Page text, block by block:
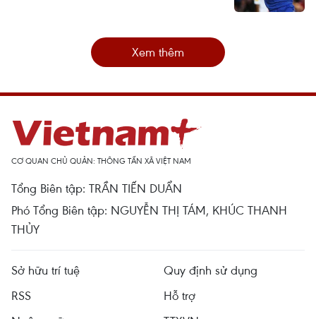
Xem thêm
CƠ QUAN CHỦ QUẢN: THÔNG TẤN XÃ VIỆT NAM
Tổng Biên tập: TRẦN TIẾN DUẨN
Phó Tổng Biên tập: NGUYỄN THỊ TÁM, KHÚC THANH
THỦY
Sở hữu trí tuệ
Quy định sử dụng
RSS
Hỗ trợ